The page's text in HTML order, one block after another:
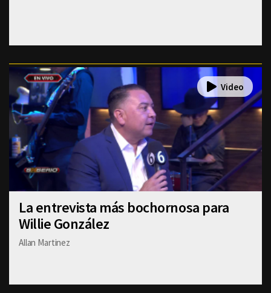
La entrevista más bochornosa para
Willie González
Allan Martinez